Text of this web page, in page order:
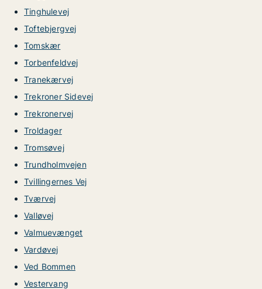
Tinghulevej
Toftebjergvej
Tomskær
Torbenfeldvej
Tranekærvej
Trekroner Sidevej
Trekronervej
Troldager
Tromsøvej
Trundholmvejen
Tvillingernes Vej
Tværvej
Valløvej
Valmuevænget
Vardøvej
Ved Bommen
Vestervang